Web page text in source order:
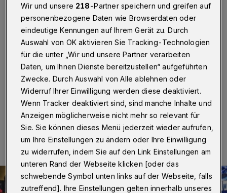
Wuppertal· Max Darj vom Handball-Bundesligisten
Bergischer HC hat bei der Weltmeisterschaft in Ägypten
die Goldmedaille knapp verpasst. Seine Schweden
verloren am Sonntagabend (31. Januar 2021) das
Finale gegen Titelverteidiger Dänemark mit 24:26
(13:13).
31.01.2021 , 18:59 Uhr Eine Minute Lesezeit
Wir und unsere 218-Partner speichern und greifen auf
personenbezogene Daten wie Browserdaten oder
eindeutige Kennungen auf Ihrem Gerät zu. Durch
Auswahl von OK aktivieren Sie Tracking-Technologien
für die unter „Wir und unsere Partner verarbeiten
Daten, um Ihnen Dienste bereitzustellen“ aufgeführten
Zwecke. Durch Auswahl von Alle ablehnen oder
Widerruf Ihrer Einwilligung werden diese deaktiviert.
Wenn Tracker deaktiviert sind, sind manche Inhalte und
Anzeigen möglicherweise nicht mehr so relevant für
Sie. Sie können dieses Menü jederzeit wieder aufrufen,
um Ihre Einstellungen zu ändern oder Ihre Einwilligung
zu widerrufen, indem Sie auf den Link Einstellungen am
unteren Rand der Webseite klicken [oder das
schwebende Symbol unten links auf der Webseite, falls
zutreffend]. Ihre Einstellungen gelten innerhalb unseres